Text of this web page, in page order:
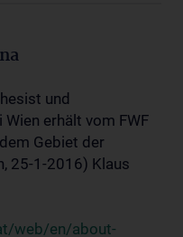
und
erhält vom FWF
Gebiet der
25-1-2016) Klaus
web/en/about-